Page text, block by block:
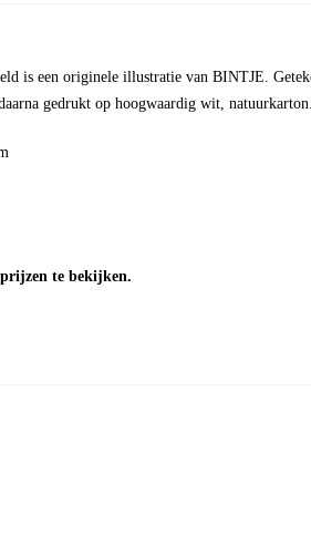
is een originele illustratie van BINTJE.
gedrukt op hoogwaardig wit,
te bekijken.